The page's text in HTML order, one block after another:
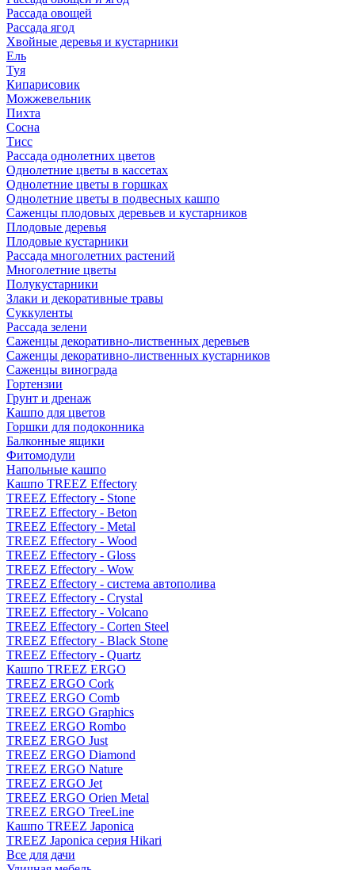
Рассада овощей
Рассада ягод
Хвойные деревья и кустарники
Ель
Туя
Кипарисовик
Можжевельник
Пихта
Сосна
Тисc
Рассада однолетних цветов
Однолетние цветы в кассетах
Однолетние цветы в горшках
Однолетние цветы в подвесных кашпо
Саженцы плодовых деревьев и кустарников
Плодовые деревья
Плодовые кустарники
Рассада многолетних растений
Многолетние цветы
Полукустарники
Злаки и декоративные травы
Суккуленты
Рассада зелени
Саженцы декоративно-лиственных деревьев
Саженцы декоративно-лиственных кустарников
Саженцы винограда
Гортензии
Грунт и дренаж
Кашпо для цветов
Горшки для подоконника
Балконные ящики
Фитомодули
Напольные кашпо
Кашпо TREEZ Effectory
TREEZ Effectory - Stone
TREEZ Effectory - Beton
TREEZ Effectory - Metal
TREEZ Effectory - Wood
TREEZ Effectory - Gloss
TREEZ Effectory - Wow
TREEZ Effectory - система автополива
TREEZ Effectory - Crystal
TREEZ Effectory - Volcano
TREEZ Effectory - Corten Steel
TREEZ Effectory - Black Stone
TREEZ Effectory - Quartz
Кашпо TREEZ ERGO
TREEZ ERGO Cork
TREEZ ERGO Comb
TREEZ ERGO Graphics
TREEZ ERGO Rombo
TREEZ ERGO Just
TREEZ ERGO Diamond
TREEZ ERGO Nature
TREEZ ERGO Jet
TREEZ ERGO Orien Metal
TREEZ ERGO TreeLine
Кашпо TREEZ Japonica
TREEZ Japonica серия Hikari
Все для дачи